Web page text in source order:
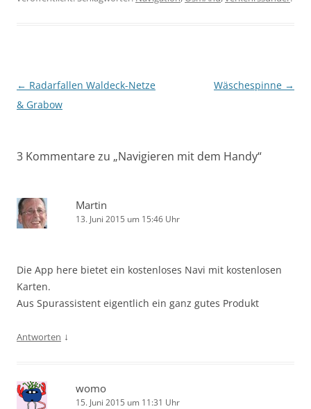
Beitragsnavigation
← Radarfallen Waldeck-Netze
& Grabow
Wäschespinne →
3 Kommentare zu „Navigieren mit dem Handy“
Martin
13. Juni 2015 um 15:46 Uhr
Die App here bietet ein kostenloses Navi mit kostenlosen
Karten.
Aus Spurassistent eigentlich ein ganz gutes Produkt
Antworten ↓
womo
15. Juni 2015 um 11:31 Uhr